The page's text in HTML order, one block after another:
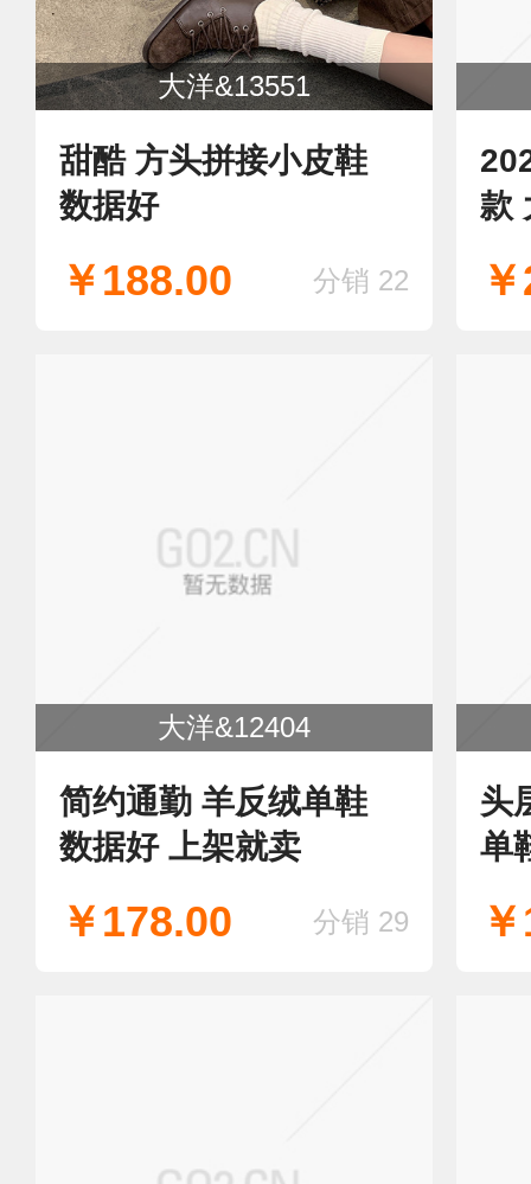
大洋&13551
甜酷 方头拼接小皮鞋
数据好
￥188.00 分销 22
款
大洋&12404
简约通勤 羊反绒单鞋
数据好 上架就卖
￥178.00 分销 29
头
单